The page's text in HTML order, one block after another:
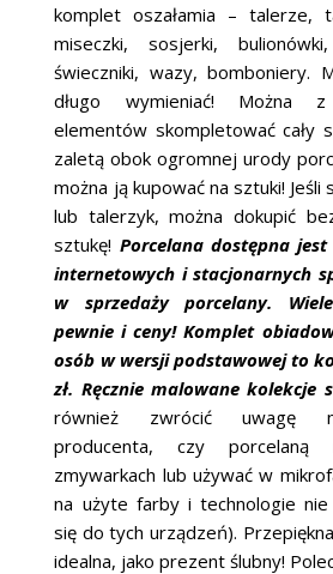
komplet oszałamia – talerze,
miseczki, sosjerki,
świeczniki, wazy, bomboniery.
długo wymieniać! Można z
elementów skompletować cały
zaletą obok ogromnej urody
można ją kupować na sztuki! Jeśli
lub talerzyk, można dokupić
sztukę! Porcelana dostępna
internetowych i stacjonarnych
w sprzedaży porcelany.
pewnie i ceny! Komplet
osób w wersji podstawowej to
zł. Ręcznie malowane kolekcje
również zwrócić uwagę
producenta, czy
zmywarkach lub używać w
na użyte farby i technologie
się do tych urządzeń).
idealna, jako prezent ślubny!